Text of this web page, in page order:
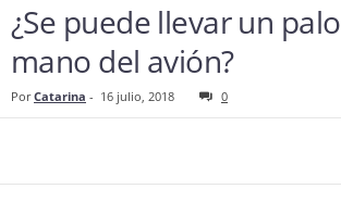
¿Se puede llevar un
mano del avión?
Por Catarina - 16 julio, 2018 0